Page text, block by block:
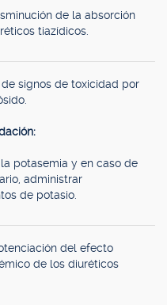
de la absorción
tiazídicos.
signos de toxicidad por
potasemia y en caso de
administrar
de potasio.
del efecto
de los diuréticos